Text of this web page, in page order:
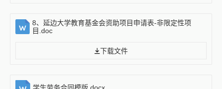
8、延边大学教育基金会资助项目申请表-非限定性项
目.doc
下载文件